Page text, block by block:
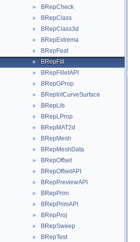
► BRepCheck
► BRepClass
► BRepClass3d
► BRepExtrema
► BRepFeat
► BRepFill
► BRepFilletAPI
► BRepGProp
► BRepIntCurveSurface
► BRepLib
► BRepLProp
► BRepMAT2d
► BRepMesh
► BRepMeshData
► BRepOffset
► BRepOffsetAPI
► BRepPreviewAPI
► BRepPrim
► BRepPrimAPI
► BRepProj
► BRepSweep
► BRepTest